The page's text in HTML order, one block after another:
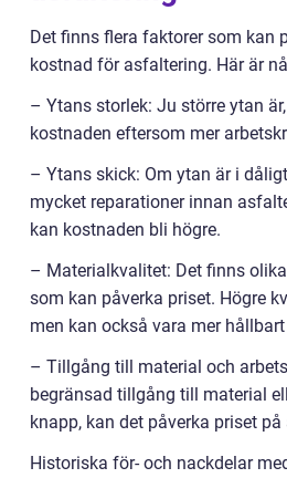
Det finns flera faktorer som kan
kostnad för asfaltering. Här är
– Ytans storlek: Ju större ytan
kostnaden eftersom mer
– Ytans skick: Om ytan är i
mycket reparationer innan
kan kostnaden bli högre.
– Materialkvalitet: Det finns
som kan påverka priset. Högre
men kan också vara mer
– Tillgång till material och
begränsad tillgång till material
knapp, kan det påverka priset
Historiska för- och nackdelar